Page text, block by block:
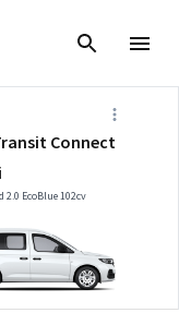
Connect
2.0 EcoBlue 102cv